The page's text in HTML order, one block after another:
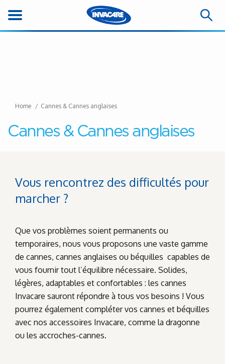
Home Cannes & Cannes anglaises
Cannes & Cannes anglaises
Vous rencontrez des difficultés pour
marcher ?
Que vos problèmes soient permanents ou
temporaires, nous vous proposons une vaste gamme
de cannes, cannes anglaises ou béquilles capables de
vous fournir tout l’équilibre nécessaire. Solides,
légères, adaptables et confortables : les cannes
Invacare sauront répondre à tous vos besoins ! Vous
pourrez également compléter vos cannes et béquilles
avec nos accessoires Invacare, comme la dragonne
ou les accroches-cannes.